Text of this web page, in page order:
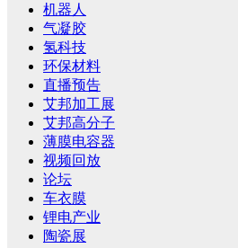
机器人
气凝胶
氢科技
环保材料
直播预告
艾邦加工展
艾邦高分子
薄膜电容器
视频回放
论坛
车衣膜
锂电产业
陶瓷展